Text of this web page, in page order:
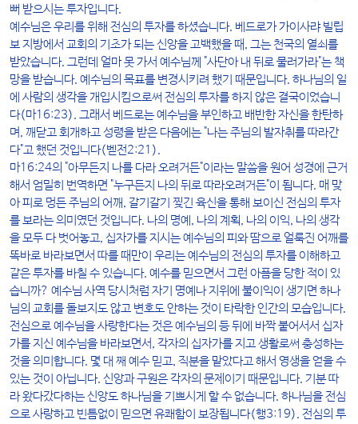
뻐 받으시는 투자입니다.
예수님은 우리를 위해 전심의 투자를 하셨습니다. 베드로가 가이사랴 빌립
보 지방에서 교회의 기초가 되는 신앙을 고백했을 때, 그는 천국의 열쇠를
받았습니다. 그런데 얼마 못 가서 예수님께 "사단아 내 뒤로 물러가라"는 책
망을 받습니다. 예수님의 목표를 변경시키려 했기 때문입니다. 하나님의 일
에 사람의 생각을 개입시킴으로써 전심의 투자를 하지 않은 결국이었습니
다(마16:23). 그래서 베드로는 예수님을 부인하고 배반한 자신을 한탄하
며, 깨닫고 회개하고 성령을 받은 다음에는 "나는 주님의 발자취를 따라간
다"고 했던 것입니다(벧전2:21).
마16:24의 "아무든지 나를 다라 오려거든"이라는 말씀을 원어 성경에 근거
해서 엄밀히 번역하면 "누구든지 나의 뒤로 따라오려거든"이 됩니다. 매 맞
아 피로 멍든 주님의 어깨, 갈기갈기 찢긴 육신을 통해 보이신 전심의 투자
를 보라는 의미였던 것입니다. 나의 명예, 나의 계획, 나의 이익, 나의 생각
을 모두 다 벗어놓고, 십자가를 지시는 예수님의 피와 땀으로 얼룩진 어깨를
똑바로 바라보면서 따를 때만이 우리는 예수님의 전심의 투자를 이해하고
같은 투자를 바칠 수 있습니다. 예수를 믿으면서 그런 아픔을 당한 적이 있
습니까? 예수님 사역 당시처럼 자기 명예나 지위에 불이익이 생기면 하나
님의 교회를 돌보지도 않고 변호도 안하는 것이 타락한 인간의 모습입니다.
전심으로 예수님을 사랑한다는 것은 예수님의 등 뒤에 바짝 붙어서서 십자
가를 지신 예수님을 바라보면서, 각자의 십자가를 지고 생활로써 충성하는
것을 의미합니다. 몇 대 째 예수 믿고, 직분을 맡았다고 해서 영생을 얻을 수
있는 것이 아닙니다. 신앙과 구원은 각자의 문제이기 때문입니다. 기분 따
라 왔다갔다하는 신앙도 하나님을 기쁘시게 할 수 없습니다. 하나님을 전심
으로 사랑하고 빈틈없이 믿으면 유쾌함이 보장됩니다(행3:19). 전심의 투